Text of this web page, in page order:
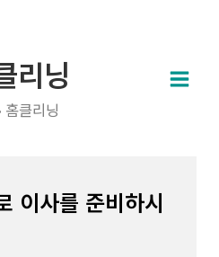
Main
리닝
홈클리닝
이사를 준비하시